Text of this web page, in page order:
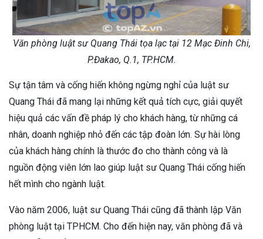
Văn phòng luật sư Quang Thái tọa lạc tại 12 Mạc Đinh Chi,
P.Đakao, Q.1, TP.HCM.
Sự tận tâm và cống hiến không ngừng nghỉ của luật sư
Quang Thái đã mang lại những kết quả tích cực, giải quyết
hiệu quả các vấn đề pháp lý cho khách hàng, từ những cá
nhân, doanh nghiệp nhỏ đến các tập đoàn lớn. Sự hài lòng
của khách hàng chính là thước đo cho thành công và là
nguồn động viên lớn lao giúp luật sư Quang Thái cống hiến
hết mình cho ngành luật.
Vào năm 2006, luật sư Quang Thái cũng đã thành lập Văn
phòng luật tại TPHCM. Cho đến hiện nay, văn phòng đã và